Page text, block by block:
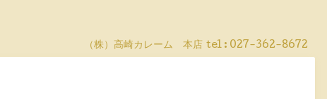
（株）高崎カレーム 本店 tel : 027-362-8672